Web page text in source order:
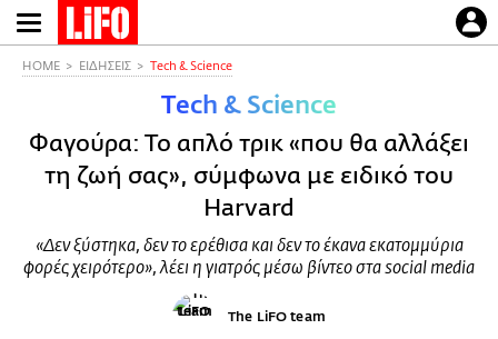
Παράκαμψη
προς
HOME ΕΙΔΗΣΕΙΣ Τech & Science
Τech & Science
Φαγούρα: Το απλό τρικ «που θα αλλάξει
τη ζωή σας», σύμφωνα με ειδικό του
Harvard
«Δεν ξύστηκα, δεν το ερέθισα και δεν το έκανα εκατομμύρια
φορές χειρότερο», λέει η γιατρός μέσω βίντεο στα social media
The LiFO team